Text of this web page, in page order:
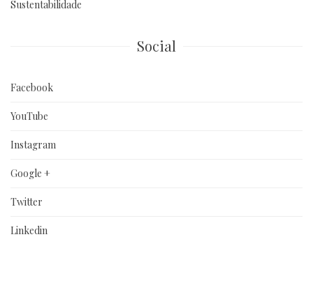
Sustentabilidade
Social
Facebook
YouTube
Instagram
Google +
Twitter
Linkedin